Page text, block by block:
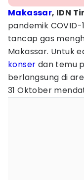
Makassar, IDN
pandemik COVID-
tancap gas
Makassar. Untuk
konser dan temu
berlangsung di
31 Oktober